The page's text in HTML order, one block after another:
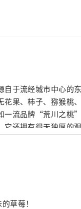
自于流经城市中心的
果、柿子、猕猴桃
一流品牌“荒川之
还拥有得天独厚的
的家乡贵志站。 纪
草莓！